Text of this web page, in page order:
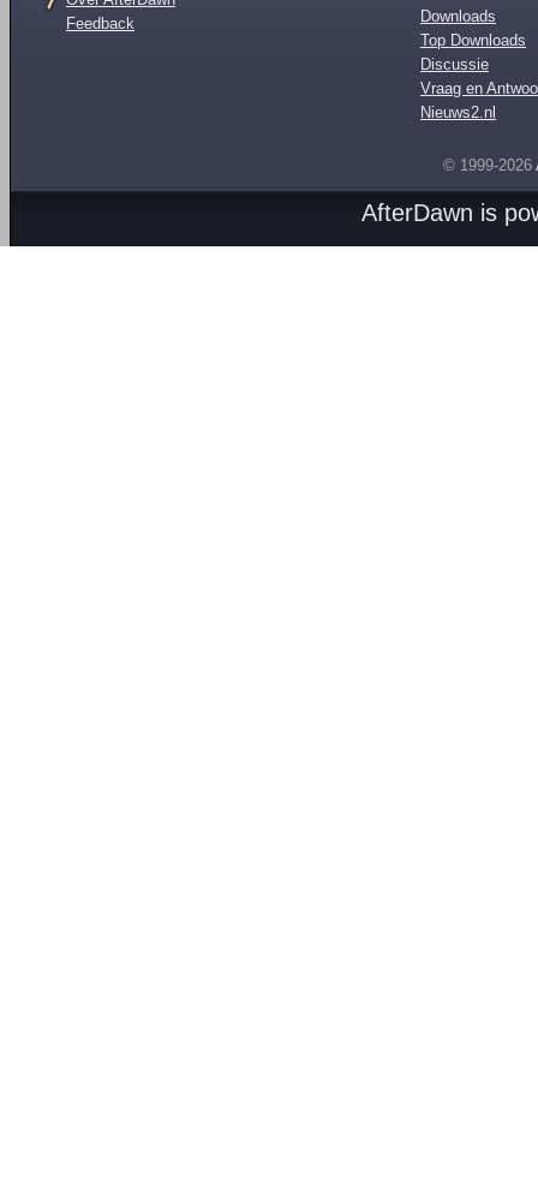
Feedback
Downloads
Top Downloads
Discussie
Vraag en
Nieuws2.nl
© 1999-2026
AfterDawn is